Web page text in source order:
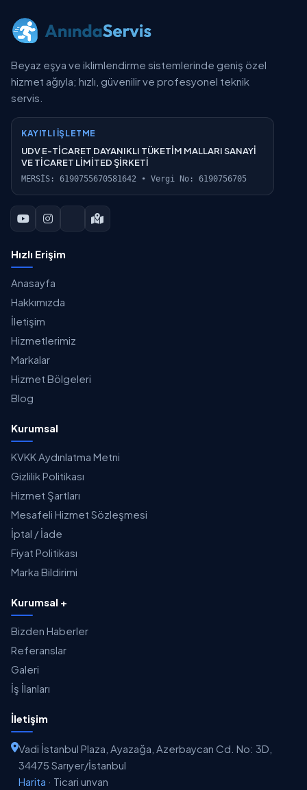
Beyaz eşya ve iklimlendirme sistemlerinde geniş özel
hizmet ağıyla; hızlı, güvenilir ve profesyonel teknik
servis.
KAYITLI İŞLETME
UDV E-TİCARET DAYANIKLI TÜKETİM MALLARI SANAYİ
VE TİCARET LİMİTED ŞİRKETİ
MERSİS: 6190755670581642 • Vergi No: 6190756705
Hızlı Erişim
Anasayfa
Hakkımızda
İletişim
Hizmetlerimiz
Markalar
Hizmet Bölgeleri
Blog
Kurumsal
KVKK Aydınlatma Metni
Gizlilik Politikası
Hizmet Şartları
Mesafeli Hizmet Sözleşmesi
İptal / İade
Fiyat Politikası
Marka Bildirimi
Kurumsal +
Bizden Haberler
Referanslar
Galeri
İş İlanları
İletişim
Vadi İstanbul Plaza, Ayazağa, Azerbaycan Cd. No: 3D,
34475 Sarıyer/İstanbul
Harita · Ticari unvan